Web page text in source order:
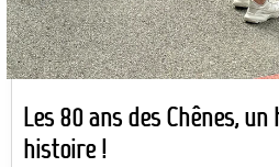
Les 80 ans des Chênes,
histoire !